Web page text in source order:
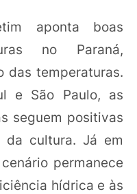
aponta boas
no Paraná,
das temperaturas.
e São Paulo, as
seguem positivas
da cultura. Já em
permanece
hídrica e às